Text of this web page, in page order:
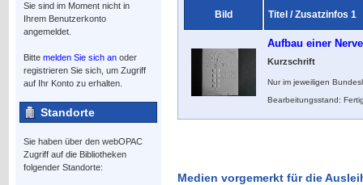
Sie sind im Moment nicht in
Ihrem Benutzerkonto
angemeldet.
Bitte melden Sie sich an oder
registrieren Sie sich, um Zugriff
auf Ihr Konto zu erhalten.
Standorte
Sie haben über den webOPAC
Zugriff auf die Bibliotheken
folgender Standorte:
Bild Titel / Zusatzinfos 1
Aufbau einer
Kurzschrift
Nur im jeweiligen
Bearbeitungsstand:
Medien vorgemerkt für die